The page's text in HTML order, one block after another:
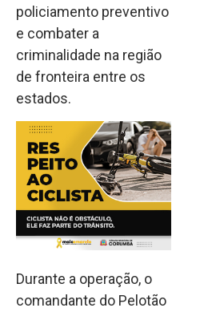
policiamento preventivo
e combater a
criminalidade na região
de fronteira entre os
estados.
Durante a operação, o
comandante do Pelotão